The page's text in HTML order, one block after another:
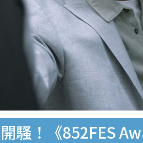
騷！《852FES